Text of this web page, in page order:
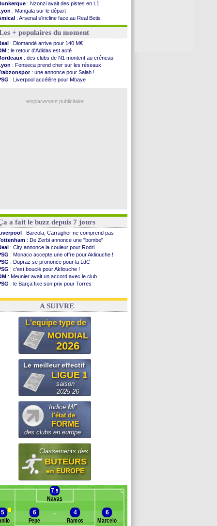
: Nzonzi avait des pistes en L1
: Mangala sur le départ
: Arsenal s'incline face au Real Betis
: lourde défaite pour le PSG
City: Maresca flou pour Reijnders
: Fenerbahçe prend une belle option
Diriyah: Mbemba arrive libre (officiel)
: le plan d'Alvarez à son retour
: premier succès pour Brest
: le joli but de Greenwood avec le Fener !
2030: une promesse d'Infantino au Maroc ...
: la compo pour le premier match amical
: l'OM domine Al-Shahaniya
+ populaires du moment
: Diomandé arrive pour 140 M€ !
: le retour d'Adidas est acté
: des clubs de N1 montent au créneau
: Fonseca prend cher sur les réseaux
: une annonce pour Salah !
: Liverpool accélère pour Mbaye
emplacement publicitaire
a fait le buzz depuis 7 jours
: Barcola, Carragher ne comprend pas
: De Zerbi annonce une "bombe"
: City annonce la couleur pour Rodri
: Monaco accepte une offre pour Akliouche !
: Dupraz se prononce pour la LdC
: c'est bouclé pour Akliouche !
: Meunier avait un accord avec le club
: le Barça fixe son prix pour Torres
: Torres souhaite rejoindre le PSG !
A SUIVRE
L'equipe type de
MONDIAL
2026
Le meilleur effectif
LIGUE 1
saison
2025-26
Indice MF :
l'état de
FORME
des clubs en europe
Classements des
BUTEURS
en EUROPE
7 ,5
Navas
5
6
Pepe
4
Ramos
6
Marcelo